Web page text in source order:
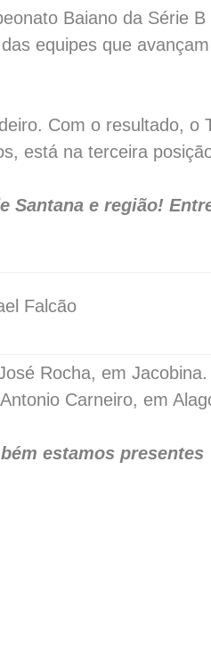
Baiano da Série B
equipes que
Com o resultado, o
está na terceira
Santana e região!
Falcão
Rocha, em Jacobina.
Carneiro, em
estamos presentes